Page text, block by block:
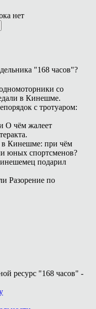
нет
"168 часов"?
со
в Кинешме.
с тротуаром:
О чём жалеет
в Кинешме: при чём
юных спортсменов?
подарил
Разорение по
ресурс "168 часов" -